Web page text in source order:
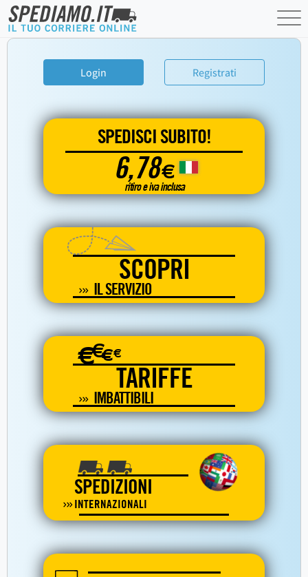
Login Registrati
SPEDISCI SUBITO!
6,78€
ritiro e iva inclusa
SCOPRI
IL SERVIZIO
€€€€
TARIFFE
IMBATTIBILI
SPEDIZIONI
INTERNAZIONALI